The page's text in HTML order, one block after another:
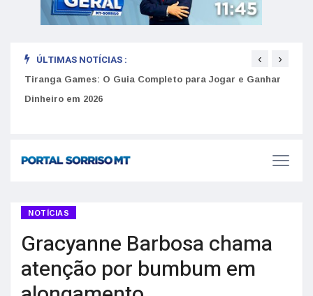
ÚLTIMAS NOTÍCIAS :
Tiranga Games: O Guia Completo para Jogar e Ganhar
Dinheiro em 2026
‹ ›
NOTÍCIAS
Gracyanne Barbosa chama
atenção por bumbum em